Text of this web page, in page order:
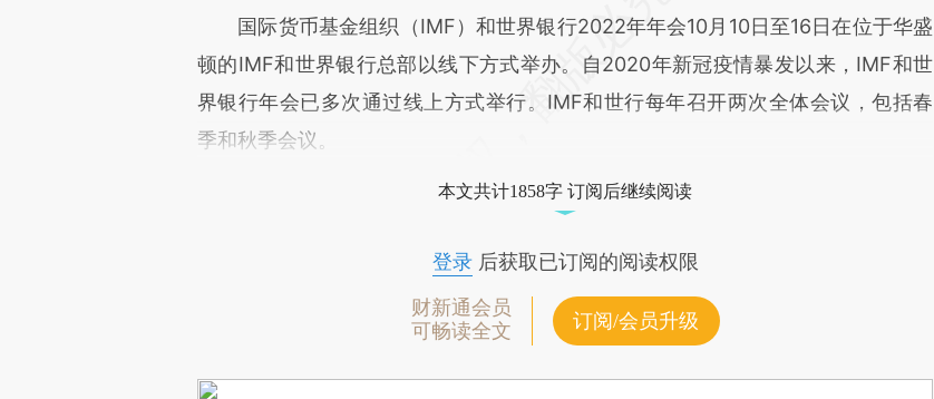
国际货币基金组织（IMF）和世界银行2022年年会10月10日至16日在位于华盛
顿的IMF和世界银行总部以线下方式举办。自2020年新冠疫情暴发以来，IMF和世
界银行年会已多次通过线上方式举行。IMF和世行每年召开两次全体会议，包括春
季和秋季会议。
本文共计1858字 订阅后继续阅读
登录后获取已订阅的阅读权限
财新通会员
可畅读全文
订阅/会员升级